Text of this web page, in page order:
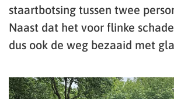
staartbotsing tussen twee
Naast dat het voor flinke
dus ook de weg bezaaid met